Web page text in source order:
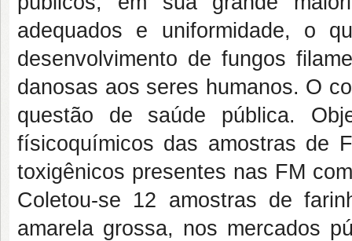
adequados e uniformidade, o
desenvolvimento de fungos
danosas aos seres humanos. O
questão de saúde pública.
físicoquímicos das amostras de
toxigênicos presentes nas FM
Coletou-se 12 amostras de
amarela grossa, nos mercados